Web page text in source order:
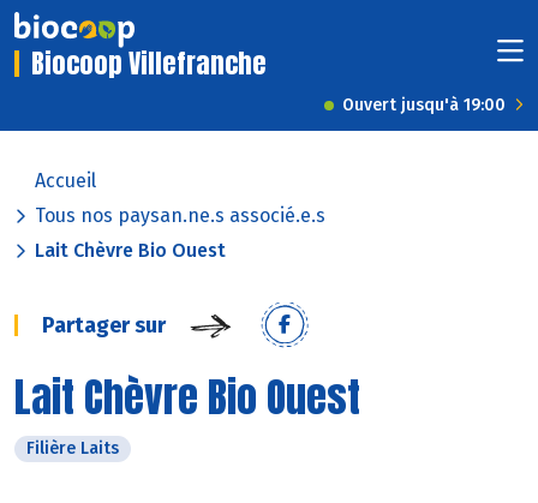
Biocoop Villefranche
Ouvert jusqu'à 19:00
Accueil
Tous nos paysan.ne.s associé.e.s
Lait Chèvre Bio Ouest
Partager sur
Lait Chèvre Bio Ouest
Filière Laits